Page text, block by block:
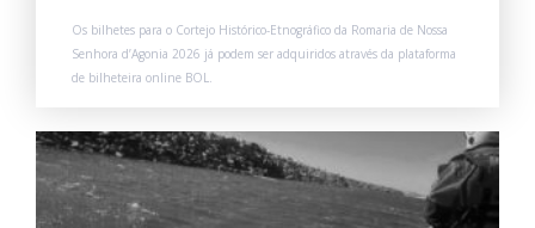
Os bilhetes para o Cortejo Histórico-Etnográfico da Romaria de Nossa
Senhora d’Agonia 2026 já podem ser adquiridos através da plataforma
de bilheteira online BOL.